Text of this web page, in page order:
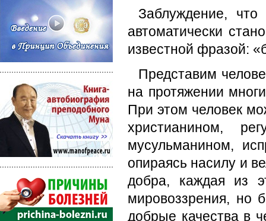
Заблуждение,
автоматически
известной фразой:
Представим
на протяжении
При этом человек
христианином,
мусульманином,
опираясь насилу и
добра, каждая из
мировоззрения, но
добрые качества в